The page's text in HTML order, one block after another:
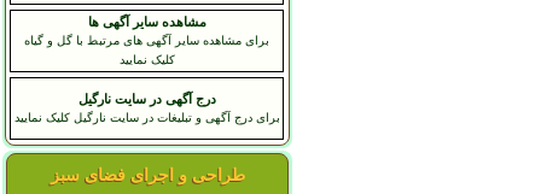
مشاهده سایر آگهی ها
برای مشاهده سایر آگهی های مرتبط با گل و گیاه
کلیک نمایید
درج آگهی در سایت نارگیل
برای درج آگهی و تبلیغات در سایت نارگیل کلیک نمایید
طراحی و اجرای فضای سبز